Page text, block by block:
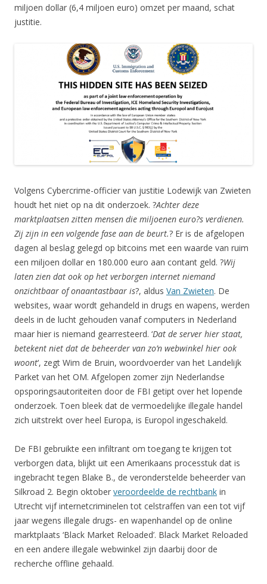
miljoen dollar (6,4 miljoen euro) omzet per maand, schat
justitie.
Volgens Cybercrime-officier van justitie Lodewijk van Zwieten
houdt het niet op na dit onderzoek. ?Achter deze
marktplaatsen zitten mensen die miljoenen euro?s verdienen.
Zij zijn in een volgende fase aan de beurt.? Er is de afgelopen
dagen al beslag gelegd op bitcoins met een waarde van ruim
een miljoen dollar en 180.000 euro aan contant geld. ?Wij
laten zien dat ook op het verborgen internet niemand
onzichtbaar of onaantastbaar is?, aldus Van Zwieten. De
websites, waar wordt gehandeld in drugs en wapens, werden
deels in de lucht gehouden vanaf computers in Nederland
maar hier is niemand gearresteerd. ‘Dat de server hier staat,
betekent niet dat de beheerder van zo’n webwinkel hier ook
woont‘, zegt Wim de Bruin, woordvoerder van het Landelijk
Parket van het OM. Afgelopen zomer zijn Nederlandse
opsporingsautoriteiten door de FBI getipt over het lopende
onderzoek. Toen bleek dat de vermoedelijke illegale handel
zich uitstrekt over heel Europa, is Europol ingeschakeld.
De FBI gebruikte een infiltrant om toegang te krijgen tot
verborgen data, blijkt uit een Amerikaans processtuk dat is
ingebracht tegen Blake B., de veronderstelde beheerder van
Silkroad 2. Begin oktober veroordeelde de rechtbank in
Utrecht vijf internetcriminelen tot celstraffen van een tot vijf
jaar wegens illegale drugs- en wapenhandel op de online
marktplaats ‘Black Market Reloaded’. Black Market Reloaded
en een andere illegale webwinkel zijn daarbij door de
recherche offline gehaald.